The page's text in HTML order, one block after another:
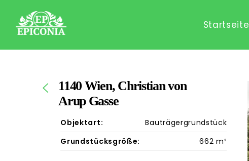
Startseite
1140 Wien, Christian von
Arup Gasse
Objektart:
Bauträgergrundstück
Grundstücksgröße:
662 m²